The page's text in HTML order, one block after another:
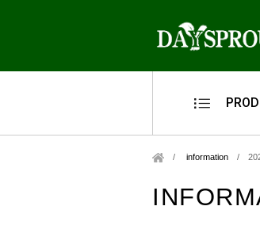
information /